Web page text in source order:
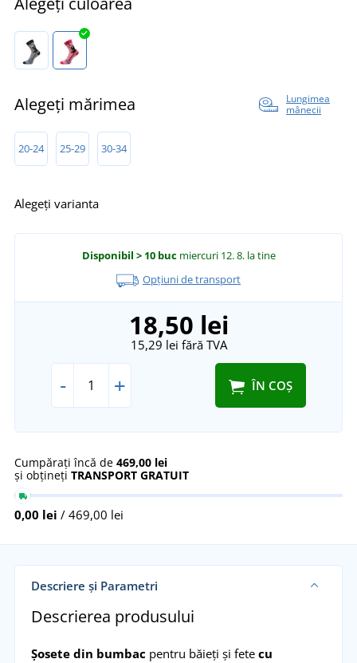
Alegeți mărimea
Lungimea
mânecii
20-24 25-29 30-34
Alegeți varianta
Disponibil > 10 buc miercuri 12. 8. la tine
Opțiuni de transport
18,50 lei
15,29 lei fără TVA
- + ÎN COȘ
Cumpărați încă de 469,00 lei
și obțineți TRANSPORT GRATUIT
0,00 lei / 469,00 lei
Descriere și Parametri
Descrierea produsului
Șosete din bumbac pentru băieți și fete cu